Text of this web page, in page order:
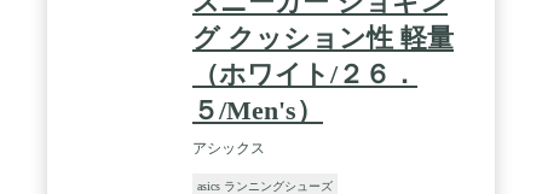
グ クッション性 軽量
（ホワイト/２６．
５/Men's）
アシックス
asics ランニングシューズ